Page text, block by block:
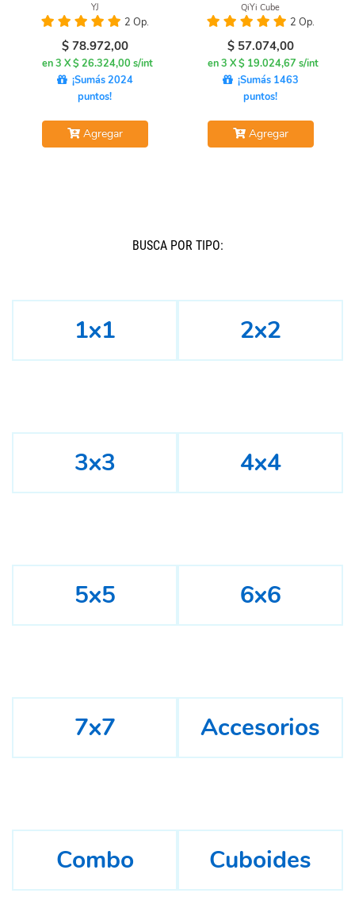
YJ
2 Op.
$ 78.972,00
en 3 X $ 26.324,00 s/int
¡Sumás 2024
puntos!
Agregar
QiYi Cube
2 Op.
$ 57.074,00
en 3 X $ 19.024,67 s/int
¡Sumás 1463
puntos!
Agregar
BUSCÁ POR TIPO:
1x1 2x2
3x3 4x4
5x5 6x6
7x7 Accesorios
Combo Cuboides